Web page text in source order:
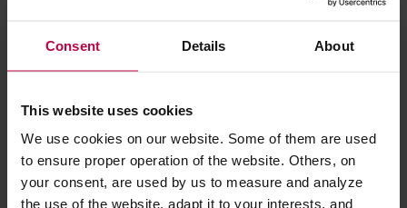
Consent Details About
This website uses cookies
We use cookies on our website. Some of them are used
to ensure proper operation of the website. Others, on
your consent, are used by us to measure and analyze
the use of the website, adapt it to your interests, and
Po złożeniu zamówienia otrzymasz dane w tym numer konta i
nazwę banku, niezbędne do wykonania przelewu bankowego
POBRANIE U KURIERA DHL LUB W
PACZKOMACIE INPOST